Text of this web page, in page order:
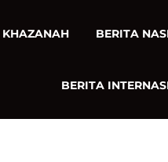
KHAZANAH BERITA
BERITA